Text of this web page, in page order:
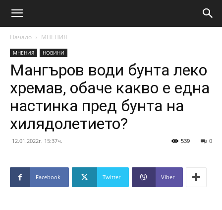
Начало МНЕНИЯ
МНЕНИЯ НОВИНИ
Мангъров води бунта леко
хремав, обаче какво е една
настинка пред бунта на
хилядолетието?
12.01.2022г. 15:37ч. 0
539
Facebook Twitter Viber